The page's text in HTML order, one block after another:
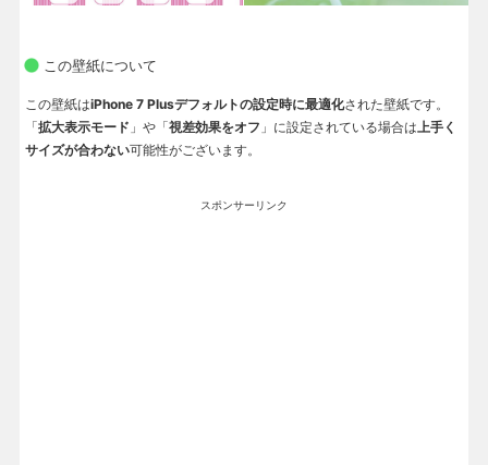
この壁紙について
この壁紙はiPhone 7 Plusデフォルトの設定時に最適化された壁紙です。
「拡大表示モード 」や「視差効果をオフ 」に設定されている場合は 上手く
サイズが合わない可能性がございます。
スポンサーリンク